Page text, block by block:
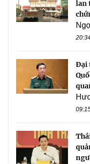
lan
Đại